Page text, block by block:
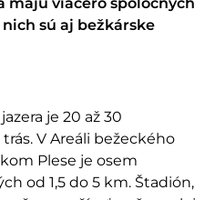
sú aj bežkárske
je 20 až 30
V Areáli bežeckého
Plese je osem
od 1,5 do 5 km. Štadión,